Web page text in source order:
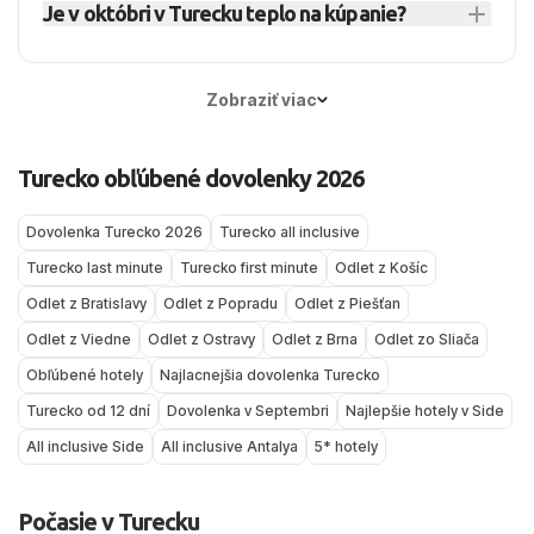
25 °C.
pofukovať. Dlhodobé dáta to ukazujú ako skôr
sezónu aj teplejšie more. Na Egeji býva v lete
severnému vetru meltemi (najmä júl–august), čo
Antalya.
Je v októbri v Turecku teplo na kúpanie?
(Antalya/Side/Belek). Typické denné maximá sa
more má spravidla okolo 24–25 °C, takže
kúpanie je pre väčšinu ľudí stále veľmi príjemné;
večer už rátaj so sviežejším vzduchom.
Zobraziť viac
Turecko obľúbené dovolenky 2026
Dovolenka Turecko 2026
Turecko all inclusive
Turecko last minute
Turecko first minute
Odlet z Košíc
Odlet z Bratislavy
Odlet z Popradu
Odlet z Piešťan
Odlet z Viedne
Odlet z Ostravy Odlet z Brna
Odlet zo Sliača
Obľúbené hotely
Najlacnejšia dovolenka Turecko
Turecko od 12 dní
Dovolenka v Septembri
Najlepšie hotely v Side
All inclusive Side
All inclusive Antalya 5* hotely
Počasie v Turecku